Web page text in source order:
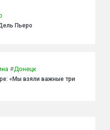
Пьеро
#Донецк
«Мы взяли важные три